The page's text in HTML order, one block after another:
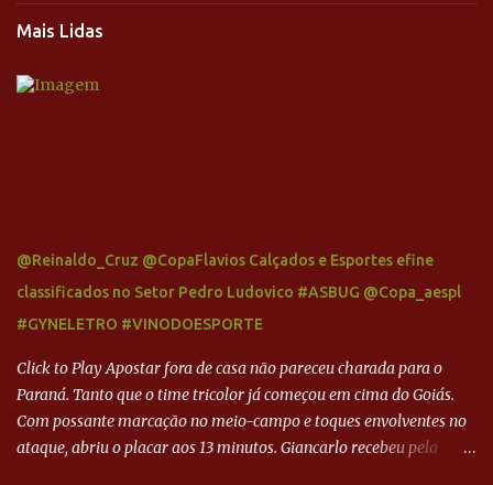
Mais Lidas
@Reinaldo_Cruz @CopaFlavios Calçados e Esportes efine
classificados no Setor Pedro Ludovico #ASBUG @Copa_aespl
#GYNELETRO #VINODOESPORTE
Click to Play Apostar fora de casa não pareceu charada para o
Paraná. Tanto que o time tricolor já começou em cima do Goiás.
Com possante marcação no meio-campo e toques envolventes no
ataque, abriu o placar aos 13 minutos. Giancarlo recebeu pela